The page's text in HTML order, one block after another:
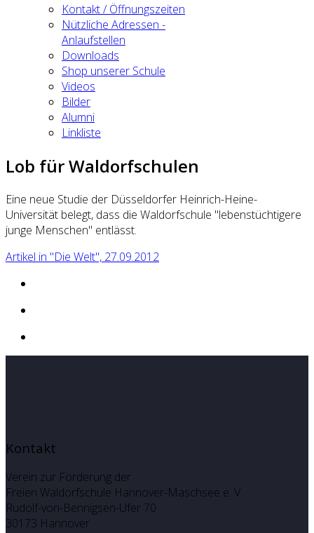
Kontakt / Öffnungszeiten
Nützliche Adressen -
Anlaufstellen
Downloads
Shop unserer Schule
Videos
Bilder
Alumni
Linkliste
Lob für Waldorfschulen
Eine neue Studie der Düsseldorfer Heinrich-Heine-
Universität belegt, dass die Waldorfschule "lebenstüchtigere
junge Menschen" entlässt.
Artikel in "Die Welt", 27.09.2012
Kontakt
Verein zur Förderung der
Freien Waldorfschule Hannover-Maschsee e. V.
Rudolf-von-Bennigsen-Ufer 70
30173 Hannover